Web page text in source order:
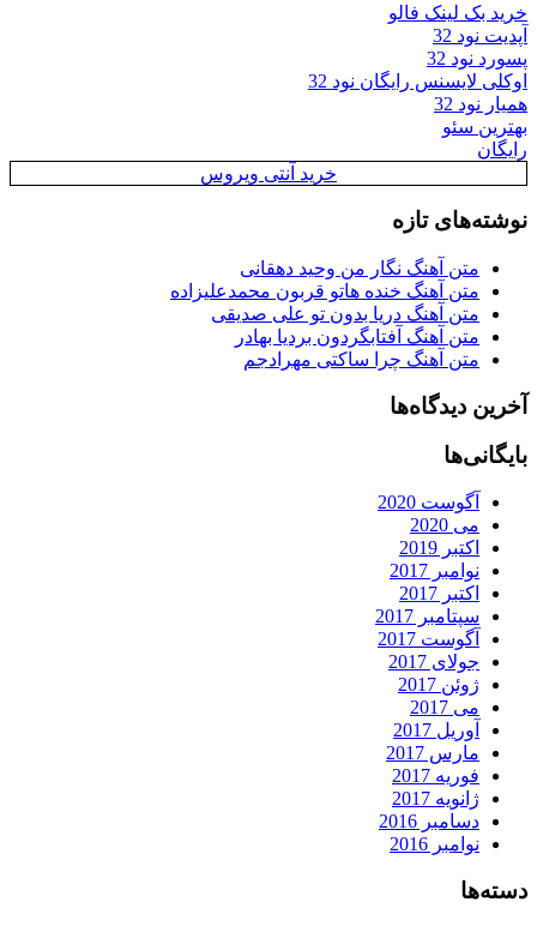
خرید بک لینک فالو
آپدیت نود 32
پسورد نود 32
اوکلی لایسنس رایگان نود 32
همیار نود 32
بهترین سئو
رایگان
خرید آنتی ویروس
نوشته‌های تازه
متن آهنگ نگار من وحید دهقانی
متن آهنگ خنده هاتو قربون محمدعلیزاده
متن آهنگ دریا بدون تو علی صدیقی
متن آهنگ آفتابگردون بردیا بهادر
متن آهنگ چرا ساکتی مهرادجم
آخرین دیدگاه‌ها
بایگانی‌ها
آگوست 2020
می 2020
اکتبر 2019
نوامبر 2017
اکتبر 2017
سپتامبر 2017
آگوست 2017
جولای 2017
ژوئن 2017
می 2017
آوریل 2017
مارس 2017
فوریه 2017
ژانویه 2017
دسامبر 2016
نوامبر 2016
دسته‌ها